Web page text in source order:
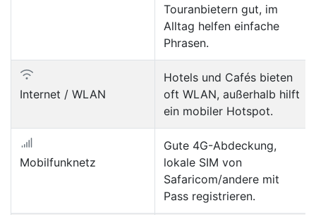
Touranbietern gut, im
Alltag helfen einfache
Phrasen.
Internet / WLAN
Hotels und Cafés bieten
oft WLAN, außerhalb hilft
ein mobiler Hotspot.
Mobilfunknetz
Gute 4G-Abdeckung,
lokale SIM von
Safaricom/andere mit
Pass registrieren.